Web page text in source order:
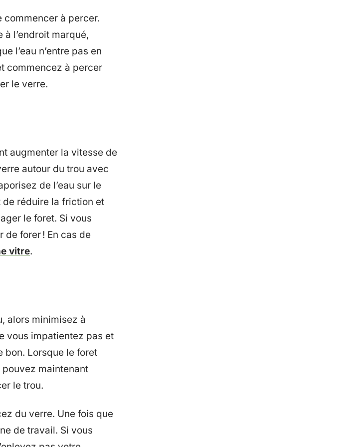
commencer à percer.
l’endroit marqué,
l’eau n’entre pas en
commencez à percer
le verre.
augmenter la vitesse de
autour du trou avec
de l’eau sur le
réduire la friction et
le foret. Si vous
forer ! En cas de
vitre.
alors minimisez à
vous impatientez pas et
bon. Lorsque le foret
maintenant
le trou.
du verre. Une fois que
de travail. Si vous